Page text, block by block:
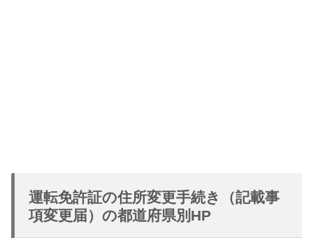
運転免許証の住所変更手続き（記載事
項変更届）の都道府県別HP